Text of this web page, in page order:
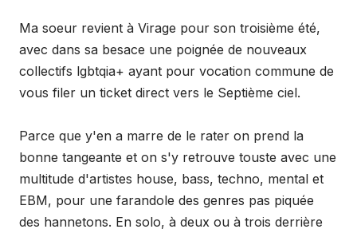
Ma soeur revient à Virage pour son troisième été,
avec dans sa besace une poignée de nouveaux
collectifs lgbtqia+ ayant pour vocation commune de
vous filer un ticket direct vers le Septième ciel.
Parce que y'en a marre de le rater on prend la
bonne tangeante et on s'y retrouve touste avec une
multitude d'artistes house, bass, techno, mental et
EBM, pour une farandole des genres pas piquée
des hannetons. En solo, à deux ou à trois derrière